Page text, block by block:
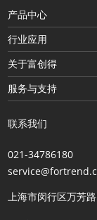
产品中心
行业应用
关于富创得
服务与支持
联系我们
021-34786180
上海市闵行区万芳